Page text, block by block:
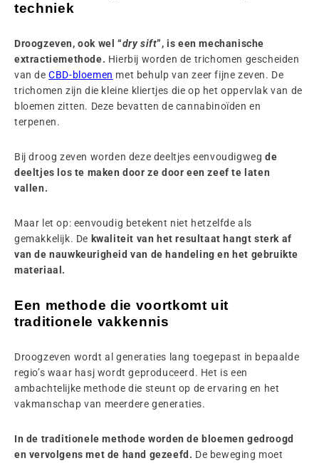
techniek
Droogzeven, ook wel “dry sift”, is een mechanische
extractiemethode. Hierbij worden de trichomen gescheiden
van deCBD-bloemen met behulp van zeer fijne zeven. De
trichomen zijn die kleine kliertjes die op het oppervlak van de
bloemen zitten. Deze bevatten de cannabinoïden en
terpenen.
Bij droog zeven worden deze deeltjes eenvoudigweg de
deeltjes los te maken door ze door een zeef te laten
vallen.
Maar let op: eenvoudig betekent niet hetzelfde als
gemakkelijk. De kwaliteit van het resultaat hangt sterk af
van de nauwkeurigheid van de handeling en het gebruikte
materiaal.
Een methode die voortkomt uit
traditionele vakkennis
Droogzeven wordt al generaties lang toegepast in bepaalde
regio’s waar hasj wordt geproduceerd. Het is een
ambachtelijke methode die steunt op de ervaring en het
vakmanschap van meerdere generaties.
In de traditionele methode worden de bloemen gedroogd
en vervolgens met de hand gezeefd. De beweging moet